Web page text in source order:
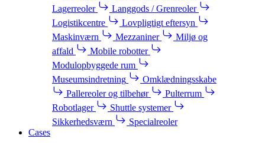
Lagerreoler
Langgods / Grenreoler
Logistikcentre
Lovpligtigt eftersyn
Maskinværn
Mezzaniner
Miljø og
affald
Mobile robotter
Modulopbyggede rum
Museumsindretning
Omklædningsskabe
Pallereoler og tilbehør
Pulterrum
Robotlager
Shuttle systemer
Sikkerhedsværn
Specialreoler
Cases